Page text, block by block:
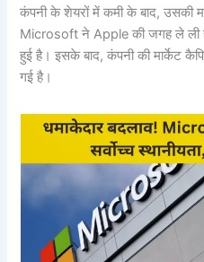
कंपनी के शेयरों में कमी के बाद, उसकी
Microsoft ने Apple की जगह ले ली
हुई है। इसके बाद, कंपनी की मार्केट
गई है।